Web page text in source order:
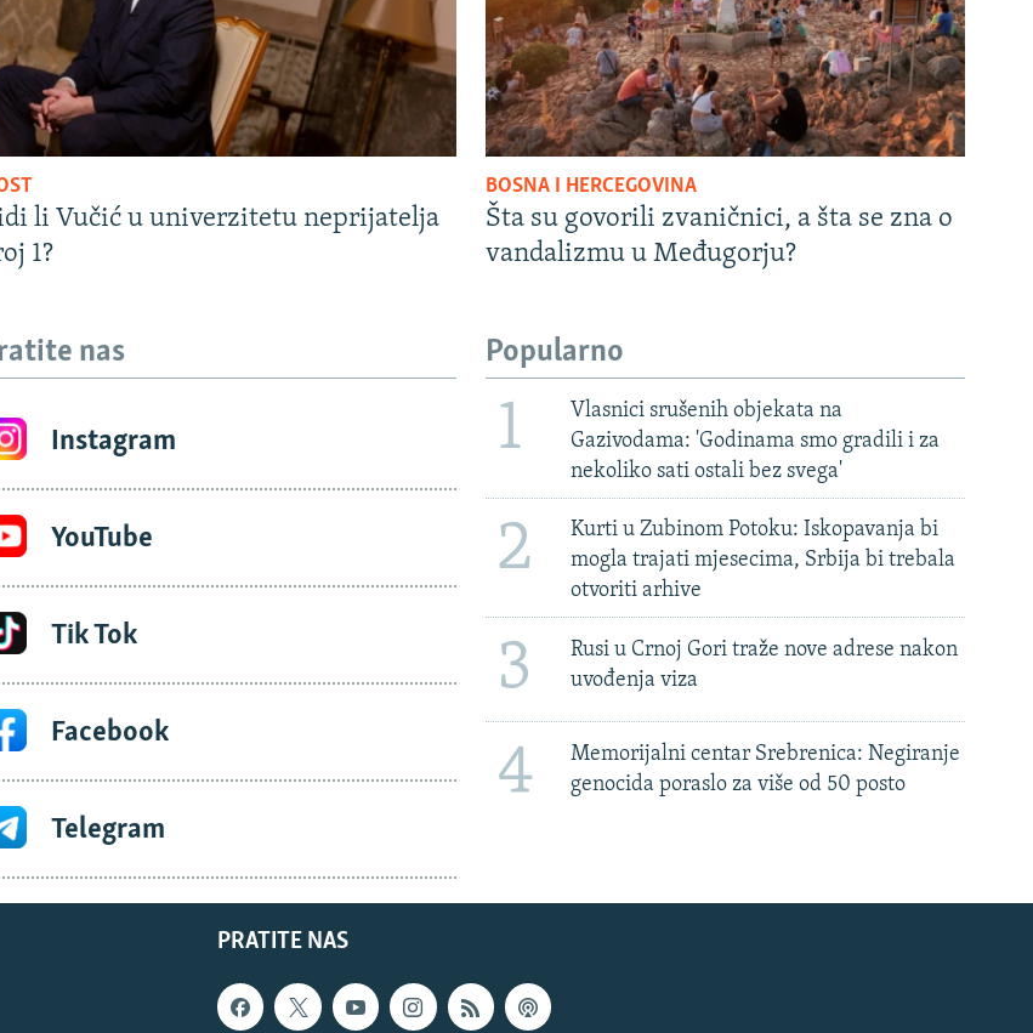
li Vučić u univerzitetu neprijatelja
1?
BOSNA I HERCEGOVINA
Šta su govorili zvaničnici, a šta se zna o
vandalizmu u Međugorju?
nas
Instagram
YouTube
Tik Tok
Facebook
Telegram
Popularno
1
Vlasnici srušenih objekata na
Gazivodama: 'Godinama smo gradili i za
nekoliko sati ostali bez svega'
2
Kurti u Zubinom Potoku: Iskopavanja bi
mogla trajati mjesecima, Srbija bi trebala
otvoriti arhive
3
Rusi u Crnoj Gori traže nove adrese nakon
uvođenja viza
4
Memorijalni centar Srebrenica: Negiranje
genocida poraslo za više od 50 posto
PRATITE NAS